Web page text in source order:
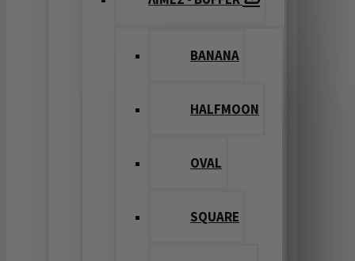
BANANA
HALFMOON
OVAL
SQUARE